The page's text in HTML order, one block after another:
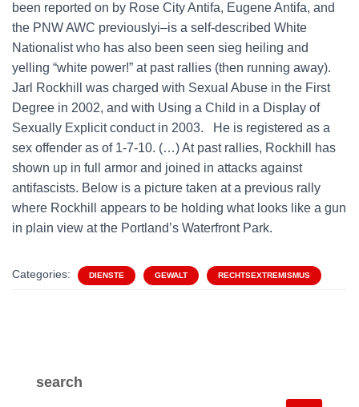
been reported on by Rose City Antifa, Eugene Antifa, and
the PNW AWC previouslyi–is a self-described White
Nationalist who has also been seen sieg heiling and
yelling “white power!” at past rallies (then running away).
Jarl Rockhill was charged with Sexual Abuse in the First
Degree in 2002, and with Using a Child in a Display of
Sexually Explicit conduct in 2003. He is registered as a
sex offender as of 1-7-10. (…) At past rallies, Rockhill has
shown up in full armor and joined in attacks against
antifascists. Below is a picture taken at a previous rally
where Rockhill appears to be holding what looks like a gun
in plain view at the Portland’s Waterfront Park.
Categories: DIENSTE GEWALT RECHTSEXTREMISMUS
search